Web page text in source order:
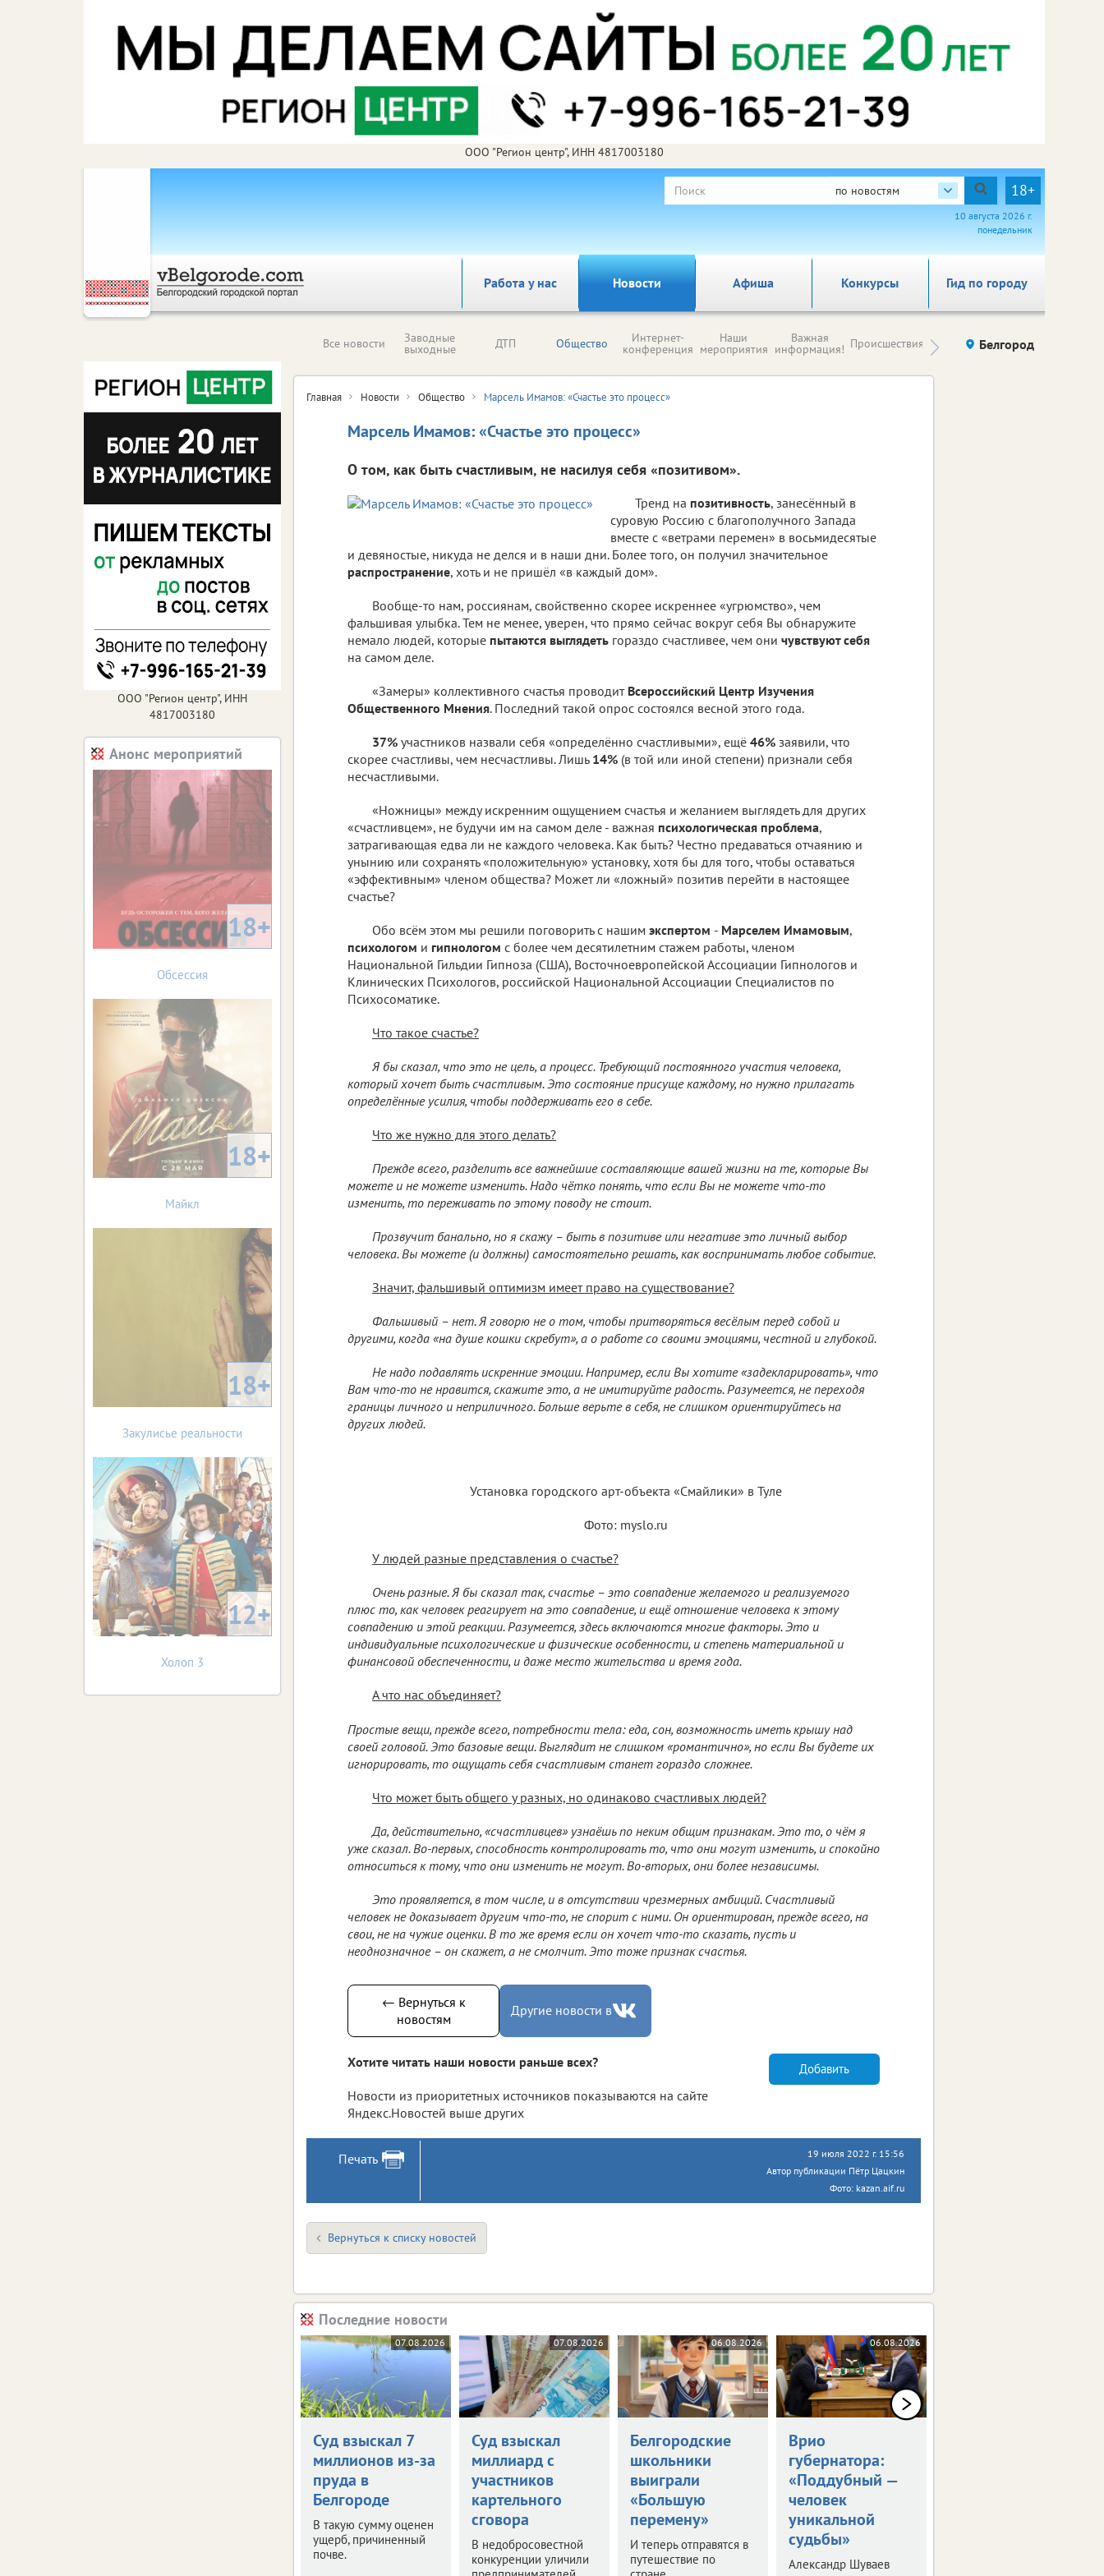
ООО "Регион центр", ИНН 4817003180
по новостям 18+
10 августа 2026 г.
понедельник
Работа у нас Новости Афиша Гид по городу
Конкурсы
Все новости Заводные
выходные ДТП Общество Интернет-
конференция
Наши
мероприятия
Важная
информация! Происшествия Здоровье компаний (на
правах
Белгород
Главная Новости Общество Марсель Имамов: «Счастье это процесс»
Марсель Имамов: «Счастье это процесс»
О том, как быть счастливым, не насилуя себя «позитивом».
Тренд на позитивность, занесённый в
суровую Россию с благополучного Запада
вместе с «ветрами перемен» в восьмидесятые
и девяностые, никуда не делся и в наши дни. Более того, он получил значительное
распространение, хоть и не пришёл «в каждый дом».
Вообще-то нам, россиянам, свойственно скорее искреннее «угрюмство», чем
фальшивая улыбка. Тем не менее, уверен, что прямо сейчас вокруг себя Вы обнаружите
немало людей, которые пытаются выглядеть гораздо счастливее, чем они чувствуют себя
на самом деле.
«Замеры» коллективного счастья проводит Всероссийский Центр Изучения
Общественного Мнения. Последний такой опрос состоялся весной этого года.
37% участников назвали себя «определённо счастливыми», ещё 46% заявили, что
скорее счастливы, чем несчастливы. Лишь 14% (в той или иной степени) признали себя
несчастливыми.
«Ножницы» между искренним ощущением счастья и желанием выглядеть для других
«счастливцем», не будучи им на самом деле - важная психологическая проблема,
затрагивающая едва ли не каждого человека. Как быть? Честно предаваться отчаянию и
унынию или сохранять «положительную» установку, хотя бы для того, чтобы оставаться
«эффективным» членом общества? Может ли «ложный» позитив перейти в настоящее
счастье?
Обо всём этом мы решили поговорить с нашим экспертом - Марселем Имамовым,
психологом и гипнологом с более чем десятилетним стажем работы, членом
Национальной Гильдии Гипноза (США), Восточноевропейской Ассоциации Гипнологов и
Клинических Психологов, российской Национальной Ассоциации Специалистов по
Психосоматике.
Что такое счастье?
Я бы сказал, что это не цель, а процесс. Требующий постоянного участия человека,
который хочет быть счастливым. Это состояние присуще каждому, но нужно прилагать
определённые усилия, чтобы поддерживать его в себе.
Что же нужно для этого делать?
Прежде всего, разделить все важнейшие составляющие вашей жизни на те, которые Вы
можете и не можете изменить. Надо чётко понять, что если Вы не можете что-то
изменить, то переживать по этому поводу не стоит.
Прозвучит банально, но я скажу – быть в позитиве или негативе это личный выбор
человека. Вы можете (и должны) самостоятельно решать, как воспринимать любое событие.
Значит, фальшивый оптимизм имеет право на существование?
Фальшивый – нет. Я говорю не о том, чтобы притворяться весёлым перед собой и
другими, когда «на душе кошки скребут», а о работе со своими эмоциями, честной и глубокой.
Не надо подавлять искренние эмоции. Например, если Вы хотите «задекларировать», что
Вам что-то не нравится, скажите это, а не имитируйте радость. Разумеется, не переходя
границы личного и неприличного. Больше верьте в себя, не слишком ориентируйтесь на
других людей.
Установка городского арт-объекта «Смайлики» в Туле
Фото: myslo.ru
У людей разные представления о счастье?
Очень разные. Я бы сказал так, счастье – это совпадение желаемого и реализуемого
плюс то, как человек реагирует на это совпадение, и ещё отношение человека к этому
совпадению и этой реакции. Разумеется, здесь включаются многие факторы. Это и
индивидуальные психологические и физические особенности, и степень материальной и
финансовой обеспеченности, и даже место жительства и время года.
А что нас объединяет?
Простые вещи, прежде всего, потребности тела: еда, сон, возможность иметь крышу над
своей головой. Это базовые вещи. Выглядит не слишком «романтично», но если Вы будете их
игнорировать, то ощущать себя счастливым станет гораздо сложнее.
Что может быть общего у разных, но одинаково счастливых людей?
Да, действительно, «счастливцев» узнаёшь по неким общим признакам. Это то, о чём я
уже сказал. Во-первых, способность контролировать то, что они могут изменить, и спокойно
относиться к тому, что они изменить не могут. Во-вторых, они более независимы.
Это проявляется, в том числе, и в отсутствии чрезмерных амбиций. Счастливый
человек не доказывает другим что-то, не спорит с ними. Он ориентирован, прежде всего, на
свои, не на чужие оценки. В то же время если он хочет что-то сказать, пусть и
неоднозначное – он скажет, а не смолчит. Это тоже признак счастья.
← Вернуться к
новостям
Другие новости в
Хотите читать наши новости раньше всех?
Новости из приоритетных источников показываются на сайте
Яндекс.Новостей выше других
Добавить
Печать
19 июля 2022 г. 15:56
Автор публикации Пётр Цацкин
Фото: kazan.aif.ru
Вернуться к списку новостей
Последние новости
07.08.2026
Суд взыскал 7
миллионов из-за
пруда в
Белгороде
В такую сумму оценен
ущерб, причиненный
почве.
07.08.2026
Суд взыскал
миллиард с
участников
картельного
сговора
В недобросовестной
конкуренции уличили
06.08.2026
Белгородские
школьники
выиграли
«Большую
перемену»
И теперь отправятся в
путешествие по
06.08.2026
Врио
губернатора:
«Поддубный —
человек
уникальной
судьбы»
Александр Шуваев
ООО "Регион центр", ИНН
4817003180
Анонс мероприятий
18+
Обсессия
18+
Майкл
18+
Закулисье реальности
12+
Холоп 3